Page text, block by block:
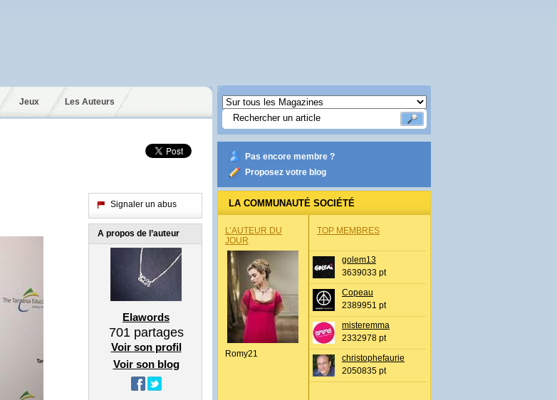
Jeux Les Auteurs
Signaler un abus
A propos de l’auteur
Elawords
701partages
Voir son profil
Voir son blog
Pas encore membre ?
Proposez votre blog
LA COMMUNAUTÉ SOCIÉTÉ
L’AUTEUR DU
JOUR
Romy21
TOP MEMBRES
golem13
3639033 pt
Copeau
2389951 pt
misteremma
2332978 pt
christophefaurie
2050835 pt